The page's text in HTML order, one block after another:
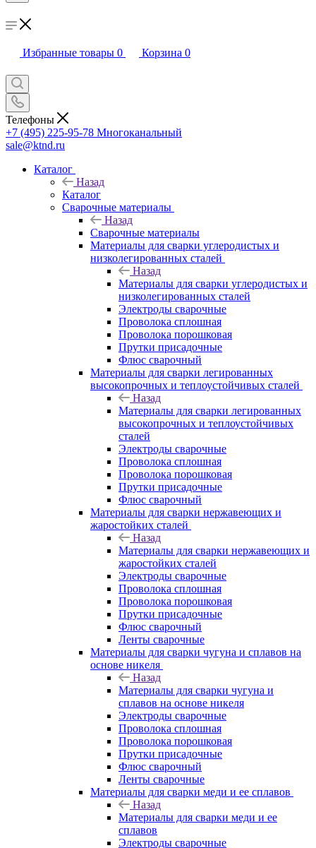
Избранные товары 0 Корзина 0
Телефоны
+7 (495) 225-95-78 Многоканальный
sale@ktnd.ru
Каталог
Назад
Каталог
Сварочные материалы
Назад
Сварочные материалы
Материалы для сварки углеродистых и
низколегированных сталей
Назад
Материалы для сварки углеродистых и
низколегированных сталей
Электроды сварочные
Проволока сплошная
Проволока порошковая
Прутки присадочные
Флюс сварочный
Материалы для сварки легированных
высокопрочных и теплоустойчивых сталей
Назад
Материалы для сварки легированных
высокопрочных и теплоустойчивых
сталей
Электроды сварочные
Проволока сплошная
Проволока порошковая
Прутки присадочные
Флюс сварочный
Материалы для сварки нержавеющих и
жаростойких сталей
Назад
Материалы для сварки нержавеющих и
жаростойких сталей
Электроды сварочные
Проволока сплошная
Проволока порошковая
Прутки присадочные
Флюс сварочный
Ленты сварочные
Материалы для сварки чугуна и сплавов на
основе никеля
Назад
Материалы для сварки чугуна и
сплавов на основе никеля
Электроды сварочные
Проволока сплошная
Проволока порошковая
Прутки присадочные
Флюс сварочный
Ленты сварочные
Материалы для сварки меди и ее сплавов
Назад
Материалы для сварки меди и ее
сплавов
Электроды сварочные